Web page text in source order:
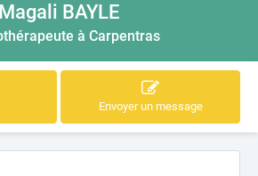
Magali BAYLE
à Carpentras
Envoyer un message